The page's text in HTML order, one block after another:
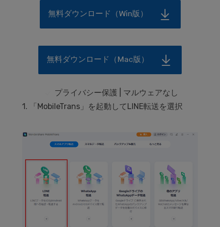
無料ダウンロード（Win版）
無料ダウンロード（Mac版）
プライバシー保護 | マルウェアなし
1. 「MobileTrans」を起動してLINE転送を選択